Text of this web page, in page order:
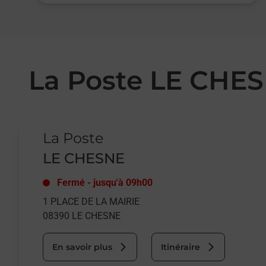
La Poste LE
La Poste
LE CHESNE
Fermé - jusqu'à 09h00
1 PLACE DE LA MAIRIE
08390 LE CHESNE
En savoir plus Itinéraire